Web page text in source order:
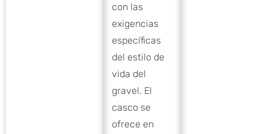
con las
exigencias
específicas
del estilo de
vida del
gravel. El
casco se
ofrece en